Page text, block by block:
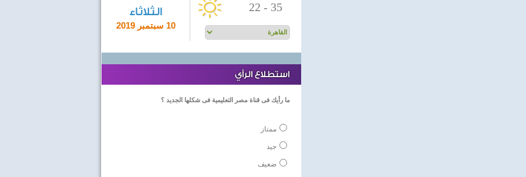
الثلاثاء
10 سبتمبر 2019
22 - 35
استطلاع الرأي
ما رأيك فى قناة مصر التعليمية فى شكلها الجديد ؟
ممتاز
جيد
ضعيف